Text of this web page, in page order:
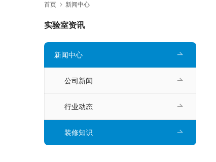
首页 新闻中心
实验室资讯
新闻中心
公司新闻
行业动态
装修知识